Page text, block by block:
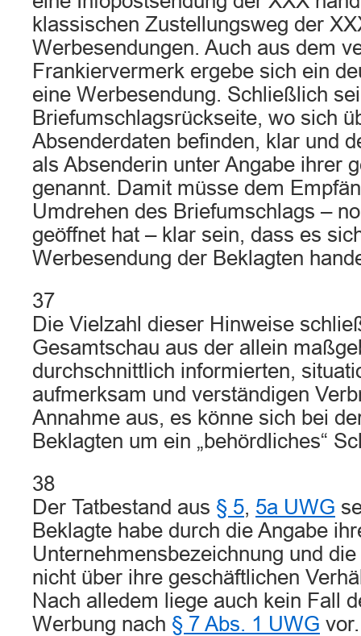
klassischen Zustellungsweg der
Werbesendungen. Auch aus dem
Frankiervermerk ergebe sich ein
eine Werbesendung. Schließlich
Briefumschlagsrückseite, wo sich
Absenderdaten befinden, klar und
als Absenderin unter Angabe ihrer
genannt. Damit müsse dem
Umdrehen des Briefumschlags –
geöffnet hat – klar sein, dass es
Werbesendung der Beklagten
37
Die Vielzahl dieser Hinweise
Gesamtschau aus der allein
durchschnittlich informierten,
aufmerksam und verständigen
Annahme aus, es könne sich bei
Beklagten um ein „behördliches“
38
Der Tatbestand aus § 5, 5a UWG
Beklagte habe durch die Angabe
Unternehmensbezeichnung und
nicht über ihre geschäftlichen
Nach alledem liege auch kein Fall
Werbung nach § 7 Abs. 1 UWG vor.